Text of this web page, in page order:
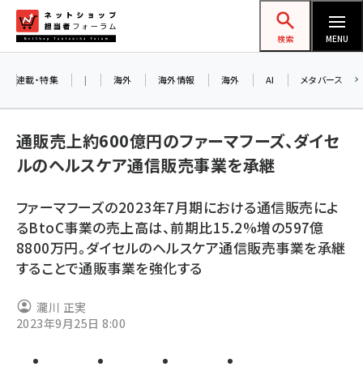
ン
ネットショップ担当者フォーラム
検索 MENU
yahoo (1901)
楽天 (1871)
ecbeing (1207)
アスクル (1119)
base (1077)
ビィ・フォアード (773)
連載・特集 | 海外 海外情報 海外 AI メタバース
通販売上約600億円のファーマフーズ、ダイセ
ルのヘルスケア通信販売事業を承継
ファーマフーズの2023年7月期における通信販売によ
るBtoC事業の売上高は、前期比15.2%増の597億
8800万円。ダイセルのヘルスケア通信販売事業を承継
することで通販事業を強化する
瀧川 正実
2023年9月25日 8:00
8/